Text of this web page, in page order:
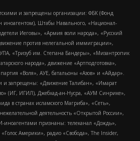
и запрещены организации: ФБК (Фонд
иноагентом), Штабы Навального, «Национал-
Иеговы», «Армия воли народа», «Русский
против нелегальной иммиграции»,
«Тризуб им. Степана Бандеры», «Мизантропик
народа», движение «Артподготовка»,
«Воля», АУЕ, батальоны «Азов» и «Айдар».
и запрещены: «Движение Талибан», «Имарат
(ИГ, ИГИЛ), Джебхад-ан-Нусра, «АУМ Синрике»,
в странах исламского Магриба», «Сеть»,
деятельность «Открытой России»,
иноагентами признаны: телеканал «Дождь»,
Америки», радио «Свобода», The Insider,